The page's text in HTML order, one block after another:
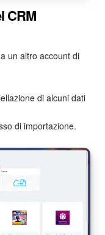
CRM
un altro account di
di alcuni dati
di importazione.